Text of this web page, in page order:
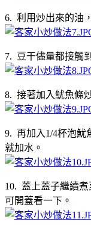
6. 利用炒出來的油
7. 豆干儘量都接觸
8. 接著加入魷魚條
9. 再加入1/4杯泡魷
就加水。
10. 蓋上蓋子繼續煮
可開蓋看一下。